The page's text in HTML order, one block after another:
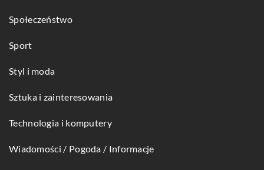
Społeczeństwo
Sport
Styl i moda
Sztuka i zainteresowania
Technologia i komputery
Wiadomości / Pogoda / Informacje